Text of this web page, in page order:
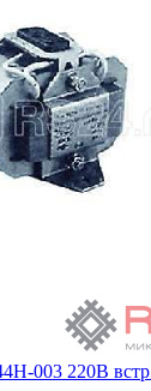
003 220В